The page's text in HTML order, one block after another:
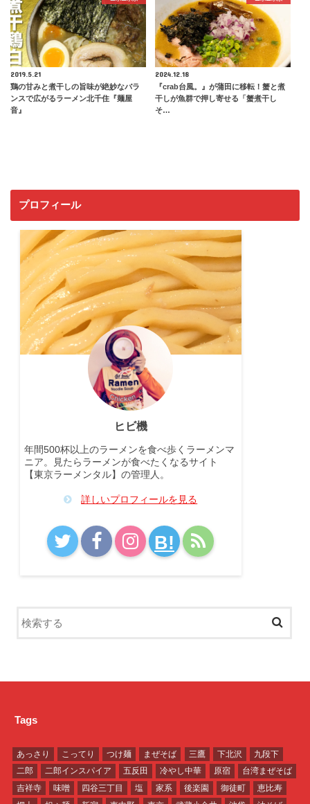
2019.5.21
鶏の甘みと煮干しの旨味が絶妙なバラ
ンスで広がるラーメン北千住『麺屋
音』
2024.12.18
『crab台風。』が蒲田に移転！蟹と煮
干しが魚群で押し寄せる「蟹煮干し
そ…
プロフィール
ヒビ機
年間500杯以上のラーメンを食べ歩くラーメンマ
ニア。見たらラーメンが食べたくなるサイト
【東京ラーメンタル】の管理人。
詳しいプロフィールを見る
B!
Tags
あっさり こってり つけ麺 まぜそば 三鷹 下北沢
九段下
二郎
二郎インスパイア 五反田 冷やし中華 原宿
台湾まぜそば
吉祥寺
味噌 四谷三丁目 塩 家系 後楽園 御徒町
恵比寿